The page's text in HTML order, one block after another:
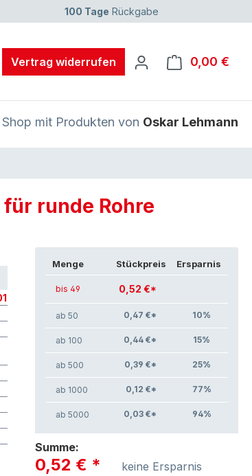
100 Tage Rückgabe
Vertrag widerrufen 0,00 €
Shop mit Produkten von Oskar Lehmann
für runde Rohre
Menge Stückpreis Ersparnis
bis 49 0,52 €*
ab 50 0,47 €* 10%
ab 100 0,44 €* 15%
ab 500 0,39 €* 25%
ab 1000 0,12 €* 77%
ab 5000 0,03 €* 94%
Summe:
0,52 € *
keine Ersparnis